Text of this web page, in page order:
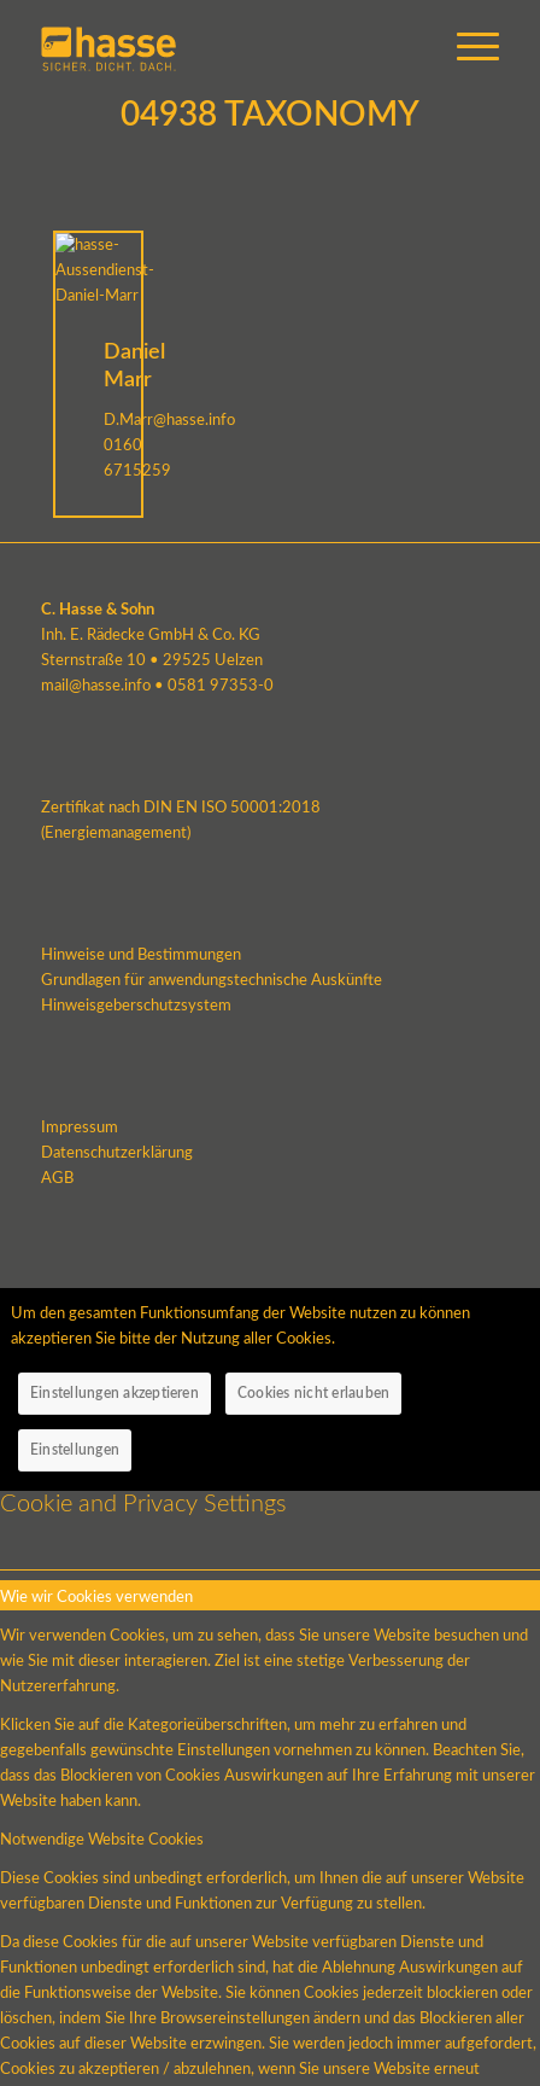
04938 TAXONOMY
Daniel
Marr
D.Marr@hasse.info
0160
6715259
C. Hasse & Sohn
Inh. E. Rädecke GmbH & Co. KG
Sternstraße 10 • 29525 Uelzen
mail@hasse.info• 0581 97353-0
Zertifikat nach DIN EN ISO 50001:2018
(Energiemanagement)
Hinweise und Bestimmungen
Grundlagen für anwendungstechnische Auskünfte
Hinweisgeberschutzsystem
Impressum
Datenschutzerklärung
AGB
Um den gesamten Funktionsumfang der Website nutzen zu können
akzeptieren Sie bitte der Nutzung aller Cookies.
Einstellungen akzeptieren Cookies nicht erlauben
Einstellungen
Cookie and Privacy Settings
Wie wir Cookies verwenden
Wir verwenden Cookies, um zu sehen, dass Sie unsere Website besuchen und
wie Sie mit dieser interagieren. Ziel ist eine stetige Verbesserung der
Nutzererfahrung.
Klicken Sie auf die Kategorieüberschriften, um mehr zu erfahren und
gegebenfalls gewünschte Einstellungen vornehmen zu können. Beachten Sie,
dass das Blockieren von Cookies Auswirkungen auf Ihre Erfahrung mit unserer
Website haben kann.
Notwendige Website Cookies
Diese Cookies sind unbedingt erforderlich, um Ihnen die auf unserer Website
verfügbaren Dienste und Funktionen zur Verfügung zu stellen.
Da diese Cookies für die auf unserer Website verfügbaren Dienste und
Funktionen unbedingt erforderlich sind, hat die Ablehnung Auswirkungen auf
die Funktionsweise der Website. Sie können Cookies jederzeit blockieren oder
löschen, indem Sie Ihre Browsereinstellungen ändern und das Blockieren aller
Cookies auf dieser Website erzwingen. Sie werden jedoch immer aufgefordert,
Cookies zu akzeptieren / abzulehnen, wenn Sie unsere Website erneut